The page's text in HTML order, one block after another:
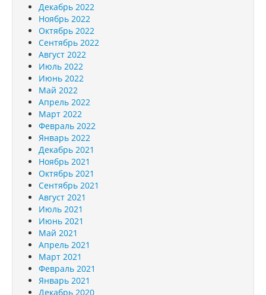
Декабрь 2022
Ноябрь 2022
Октябрь 2022
Сентябрь 2022
Август 2022
Июль 2022
Июнь 2022
Май 2022
Апрель 2022
Март 2022
Февраль 2022
Январь 2022
Декабрь 2021
Ноябрь 2021
Октябрь 2021
Сентябрь 2021
Август 2021
Июль 2021
Июнь 2021
Май 2021
Апрель 2021
Март 2021
Февраль 2021
Январь 2021
Декабрь 2020